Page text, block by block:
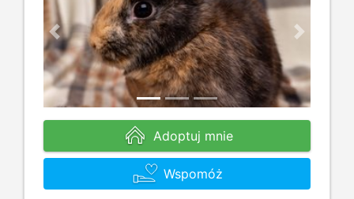
Previous Next
Adoptuj mnie
Wspomóż